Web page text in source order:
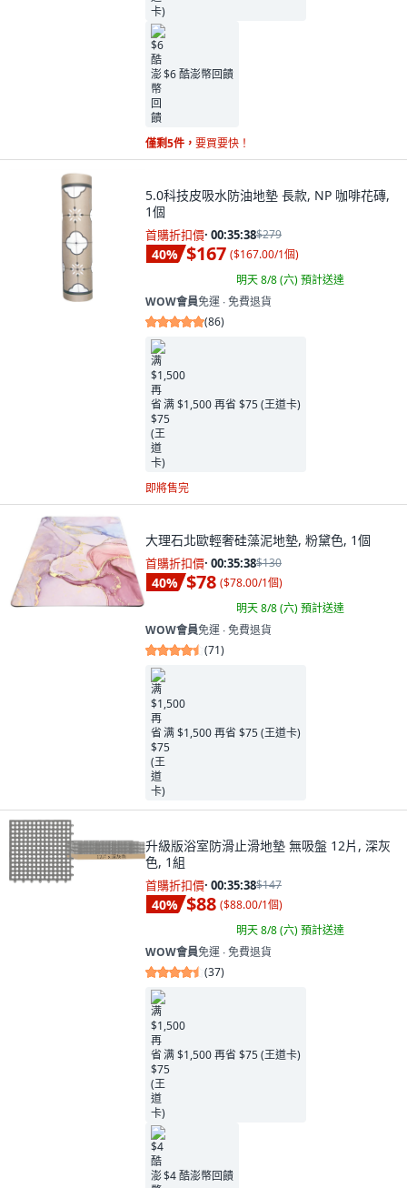
$6 酷澎幣回饋
僅剩5件， 要買要快！
5.0科技皮吸水防油地墊 長款, NP 咖啡花磚,
1個
首購折扣價· 00:35:37$279
40% $167 ($167.00/1個)
明天 8/8 (六)預計送達
WOW會員免運 ∙ 免費退貨
(86)
满 $1,500 再省 $75 (王道卡)
即將售完
大理石北歐輕奢硅藻泥地墊, 粉黛色, 1個
首購折扣價· 00:35:37$130
40% $78 ($78.00/1個)
明天 8/8 (六)預計送達
WOW會員免運 ∙ 免費退貨
(71)
满 $1,500 再省 $75 (王道卡)
升級版浴室防滑止滑地墊 無吸盤 12片, 深灰
色, 1組
首購折扣價· 00:35:37$147
40% $88 ($88.00/1個)
明天 8/8 (六)預計送達
WOW會員免運 ∙ 免費退貨
(37)
满 $1,500 再省 $75 (王道卡)
$4 酷澎幣回饋